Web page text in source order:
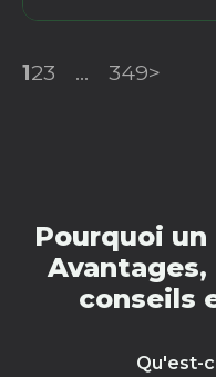
123 ... 349>
Pourquoi
conseils
Qu'est-